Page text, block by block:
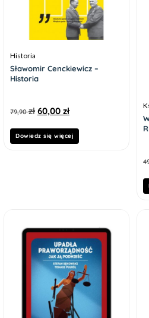
Historia
Sławomir Cenckiewicz –
Historia
79,90zł 60,00 zł
Dowiedz się więcej